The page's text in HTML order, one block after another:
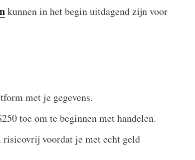
kunnen in het begin uitdagend zijn voor
met je gegevens.
toe om te beginnen met handelen.
voordat je met echt geld